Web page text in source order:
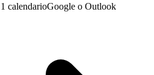
1 calendarioGoogle o Outlook